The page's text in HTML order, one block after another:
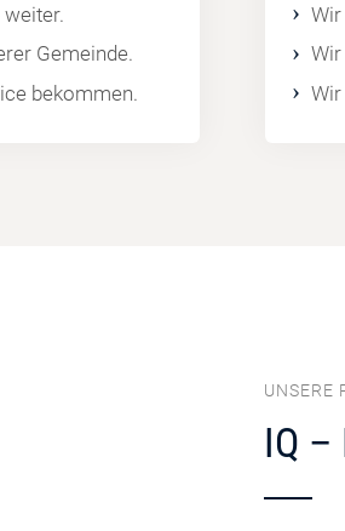
Gemeinde.
bekommen.
UNSERE
IQ –